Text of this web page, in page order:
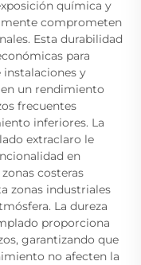
química y
comprometen
Esta durabilidad
para
y
un rendimiento
frecuentes
inferiores. La
extraclaro le
en
costeras
zonas industriales
La dureza
proporciona
garantizando que
no afecten la